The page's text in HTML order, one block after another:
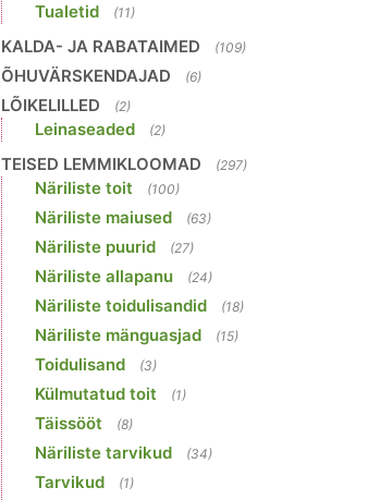
Tualetid (11)
KALDA- JA RABATAIMED (109)
ÕHUVÄRSKENDAJAD (6)
LÕIKELILLED (2)
Leinaseaded (2)
TEISED LEMMIKLOOMAD (297)
Näriliste toit (100)
Näriliste maiused (63)
Näriliste puurid (27)
Näriliste allapanu (24)
Näriliste toidulisandid (18)
Näriliste mänguasjad (15)
Toidulisand (3)
Külmutatud toit (1)
Täissööt (8)
Näriliste tarvikud (34)
Tarvikud (1)